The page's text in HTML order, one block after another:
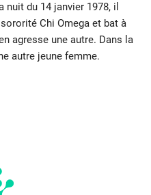
nuit du 14 janvier 1978, il
Chi Omega et bat à
agresse une autre. Dans la
autre jeune femme.